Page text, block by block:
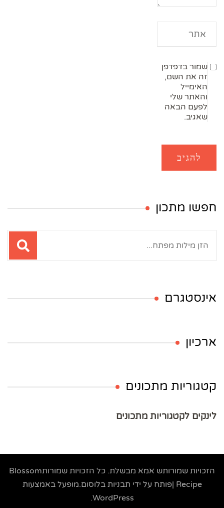
שמור בדפדפן
זה את השם,
האימייל
והאתר שלי
לפעם הבאה
שאגיב.
חפשו מתכון
אינסטגרם
ארכיון
קטגוריות מתכונים
לינקים לקטגוריות מתכונים
הזכויות שמורותש אמא מבשלת. כל הזכויות שמורותBlossom
Recipe |פותח על ידי
תבניות בלוסום.מופעל באמצעות
WordPress
.